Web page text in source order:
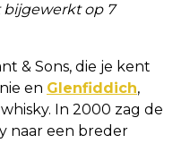
bijgewerkt op 7
& Sons, die je kent
en Glenfiddich,
In 2000 zag de
naar een breder